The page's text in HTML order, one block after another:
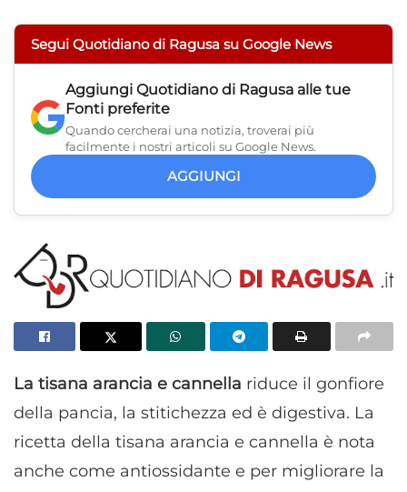
Segui Quotidiano di Ragusa su Google News
Aggiungi Quotidiano di Ragusa alle tue
Fonti preferite
Quando cercherai una notizia, troverai più
facilmente i nostri articoli su Google News.
AGGIUNGI
La tisana arancia e cannella riduce il gonfiore
della pancia, la stitichezza ed è digestiva. La
ricetta della tisana arancia e cannella è nota
anche come antiossidante e per migliorare la